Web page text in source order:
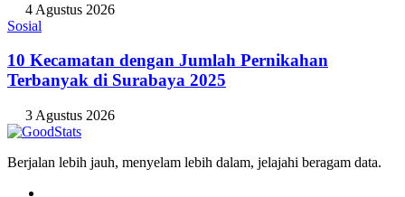
4 Agustus 2026
Sosial
10 Kecamatan dengan Jumlah Pernikahan
Terbanyak di Surabaya 2025
3 Agustus 2026
Berjalan lebih jauh, menyelam lebih dalam, jelajahi beragam data.